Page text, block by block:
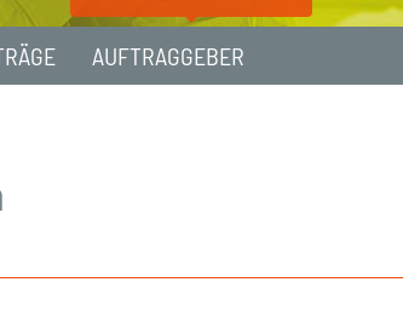
AUFTRAGGEBER